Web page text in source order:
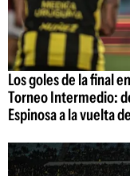
Los goles de la final
Torneo Intermedio:
Espinosa a la vuelta